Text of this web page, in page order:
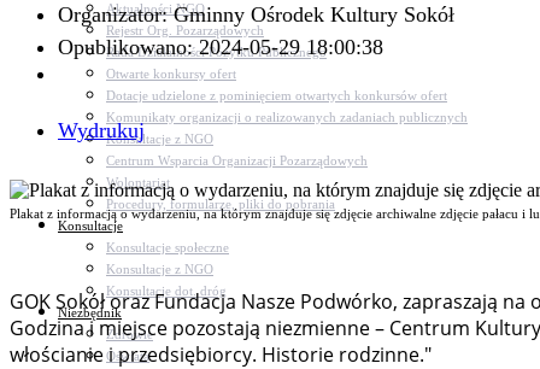
Aktualności NGO
Rejestr Org. Pozarządowych
Rada Działalności Pożytku Publicznego
Otwarte konkursy ofert
Dotacje udzielone z pominięciem otwartych konkursów ofert
Komunikaty organizacji o realizowanych zadaniach publicznych
Konsultacje z NGO
Centrum Wsparcia Organizacji Pozarządowych
Wolontariat
Procedury, formularze, pliki do pobrania
Konsultacje
Konsultacje społeczne
Konsultacje z NGO
Konsultacje dot. dróg
Niezbędnik
Zdrowie
Oświata
Organizator: Gminny Ośrodek Kultury Sokół
Opublikowano: 2024-05-29 18:00:38
Wydrukuj
Plakat z informacją o wydarzeniu, na którym znajduje się zdjęcie archiwalne zdjęcie pałacu i
GOK Sokół oraz Fundacja Nasze Podwórko, zapraszają
Godzina i miejsce pozostają niezmienne – Centrum
włościanie i przedsiębiorcy. Historie rodzinne."